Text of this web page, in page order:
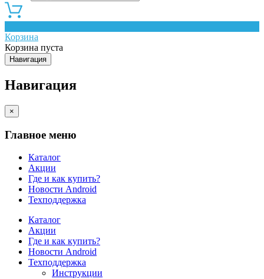
Корзина
Корзина пуста
Навигация
Навигация
×
Главное меню
Каталог
Акции
Где и как купить?
Новости Android
Техподдержка
Каталог
Акции
Где и как купить?
Новости Android
Техподдержка
Инструкции